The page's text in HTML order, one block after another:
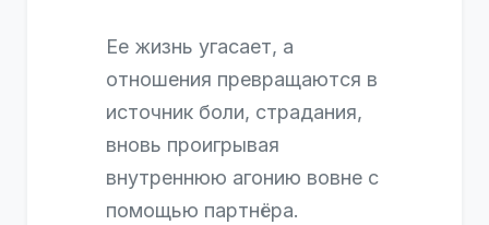
Ее жизнь угасает, а
отношения превращаются в
источник боли, страдания,
вновь проигрывая
внутреннюю агонию вовне с
помощью партнёра.